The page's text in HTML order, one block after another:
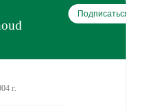
Подписаться
г.